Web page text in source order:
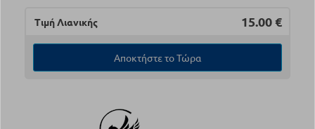
Τιμή Λιανικής 15.00 €
Αποκτήστε το Τώρα